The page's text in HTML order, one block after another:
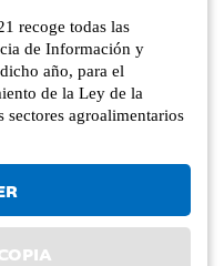
recoge todas las
de Información y
año, para el
de la Ley de la
sectores agroalimentarios